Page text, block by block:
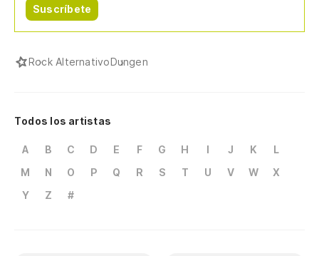
Suscríbete
Rock AlternativoDungen
Todos los artistas
A B C D E F G H I J K
L
M
N O P Q R S T U V W
X
Y
Z #